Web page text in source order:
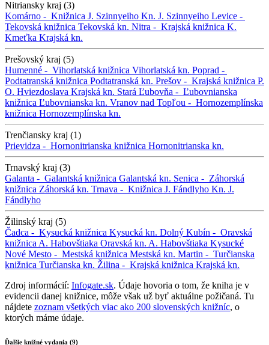
Nitriansky kraj (3)
Komárno - Knižnica J. Szinnyeiho Kn. J. Szinnyeiho Levice -
Tekovská knižnica Tekovská kn. Nitra - Krajská knižnica K.
Kmeťka Krajská kn.
Prešovský kraj (5)
Humenné - Vihorlatská knižnica Vihorlatská kn. Poprad -
Podtatranská knižnica Podtatranská kn. Prešov - Krajská knižnica P.
O. Hviezdoslava Krajská kn. Stará Ľubovňa - Ľubovnianska
knižnica Ľubovnianska kn. Vranov nad Topľou - Hornozemplínska
knižnica Hornozemplínska kn.
Trenčiansky kraj (1)
Prievidza - Hornonitrianska knižnica Hornonitrianska kn.
Trnavský kraj (3)
Galanta - Galantská knižnica Galantská kn. Senica - Záhorská
knižnica Záhorská kn. Trnava - Knižnica J. Fándlyho Kn. J.
Fándlyho
Žilinský kraj (5)
Čadca - Kysucká knižnica Kysucká kn. Dolný Kubín - Oravská
knižnica A. Habovštiaka Oravská kn. A. Habovštiaka Kysucké
Nové Mesto - Mestská knižnica Mestská kn. Martin - Turčianska
knižnica Turčianska kn. Žilina - Krajská knižnica Krajská kn.
Zdroj informácií: Infogate.sk. Údaje hovoria o tom, že kniha je v
evidencii danej knižnice, môže však už byť aktuálne požičaná. Tu
nájdete zoznam všetkých viac ako 200 slovenských knižníc, o
ktorých máme údaje.
Ďalšie knižné vydania (9)